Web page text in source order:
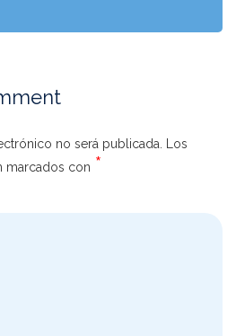
no será publicada.
Los
marcados con *